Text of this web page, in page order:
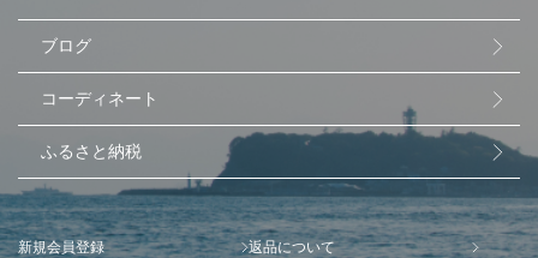
ブログ
コーディネート
ふるさと納税
新規会員登録 返品について